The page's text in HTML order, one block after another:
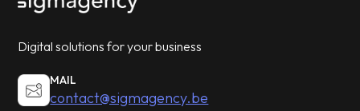
Digital solutions for your business
MAIL
contact@sigmagency.be